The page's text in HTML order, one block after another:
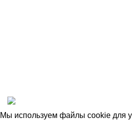
Мы используем файлы cookie для